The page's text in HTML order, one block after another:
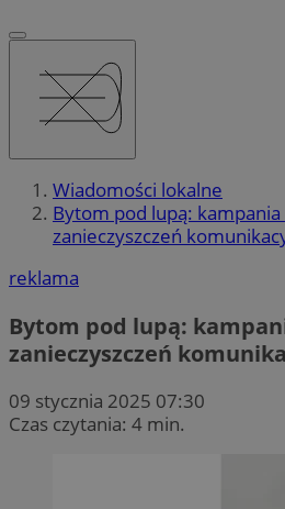
Wiadomości lokalne
Bytom pod lupą:
zanieczyszczeń
reklama
Bytom pod lupą:
zanieczyszczeń
09 stycznia 2025 07:30
Czas czytania: 4 min.